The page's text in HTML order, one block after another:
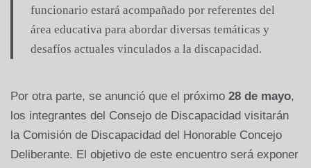
funcionario estará acompañado por referentes del
área educativa para abordar diversas temáticas y
desafíos actuales vinculados a la discapacidad.
Por otra parte, se anunció que el próximo 28 de mayo,
los integrantes del Consejo de Discapacidad visitarán
la Comisión de Discapacidad del Honorable Concejo
Deliberante. El objetivo de este encuentro será exponer